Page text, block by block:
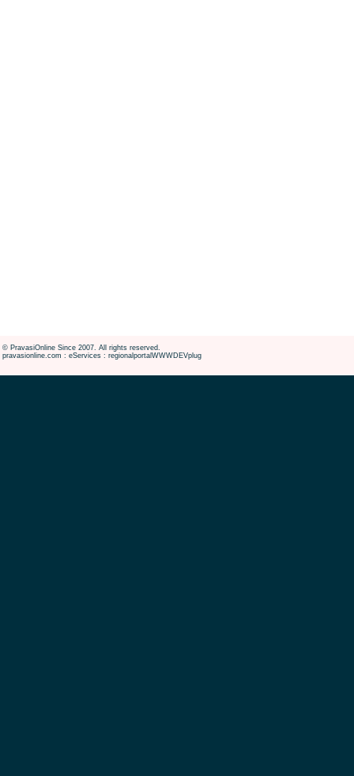
© PravasiOnline Since 2007. All rights reserved.
pravasionline.com : eServices : regionalportalWWWDEVplug